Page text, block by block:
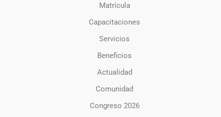
Matrícula
Capacitaciones
Servicios
Beneficios
Actualidad
Comunidad
Congreso 2026